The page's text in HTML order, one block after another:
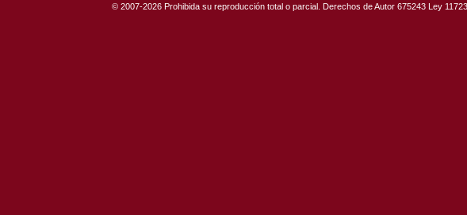
© 2007-2026 Prohibida su reproducción total o parcial. Derechos de Autor 675243 Ley 11723